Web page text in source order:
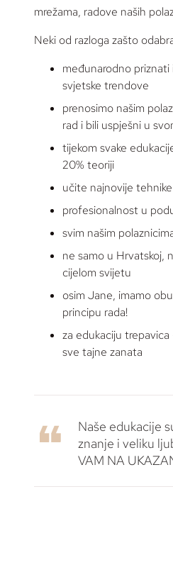
mrežama, radove naših
Neki od razloga zašto
međunarodno
svjetske trendove
prenosimo našim
rad i bili uspješni u
tijekom svake
20% teoriji
učite najnovije
profesionalnost u
svim našim
ne samo u Hrvatskoj,
cijelom svijetu
osim Jane, imamo
principu rada!
za edukaciju
sve tajne zanata
Naše edukacije
znanje i veliku
VAM NA